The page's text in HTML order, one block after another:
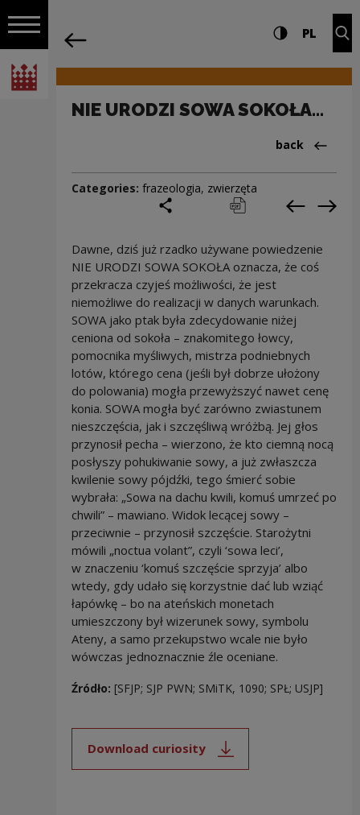
Open navigation
National Centre for Culture Poland
Navigation Settings and search
High contrast
PL
NIE URODZI SOWA SOKOŁA...
Back
back
Categories: frazeologia, zwierzęta
print pobierz Previous
Dawne, dziś już rzadko używane powiedzenie
NIE URODZI SOWA SOKOŁA oznacza, że coś
przekracza czyjeś możliwości, że jest
niemożliwe do realizacji w danych warunkach.
SOWA jako ptak była zdecydowanie niżej
ceniona od sokoła – znakomitego łowcy,
pomocnika myśliwych, mistrza podniebnych
lotów, którego cena (jeśli był dobrze ułożony
do polowania) mogła przewyższyć nawet cenę
konia. SOWA mogła być zarówno zwiastunem
nieszczęścia, jak i szczęśliwą wróżbą. Jej głos
przynosił pecha – wierzono, że kto ciemną nocą
posłyszy pohukiwanie sowy, a już zwłaszcza
kwilenie sowy pójdźki, tego śmierć sobie
wybrała: „Sowa na dachu kwili, komuś umrzeć po
chwili” – mawiano. Widok lecącej sowy –
przeciwnie – przynosił szczęście. Starożytni
mówili „noctua volant”, czyli ‘sowa leci’,
w znaczeniu ‘komuś szczęście sprzyja’ albo
wtedy, gdy udało się korzystnie dać lub wziąć
łapówkę – bo na ateńskich monetach
umieszczony był wizerunek sowy, symbolu
Ateny, a samo przekupstwo wcale nie było
wówczas jednoznacznie źle oceniane.
Źródło: [SFJP; SJP PWN; SMiTK, 1090; SPŁ; USJP]
Download curiosity
Note, the link will open in a new